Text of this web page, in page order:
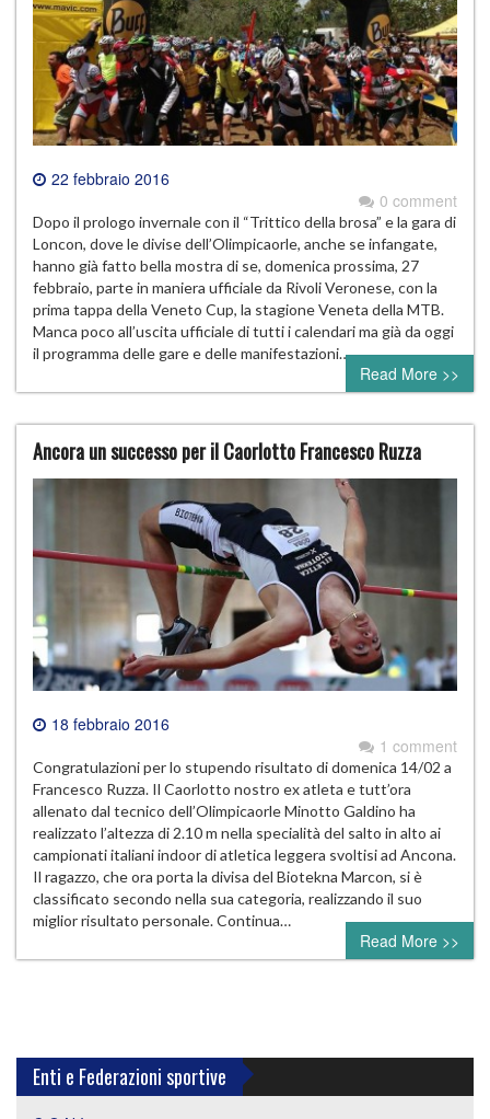
22 febbraio 2016
0 comment
Dopo il prologo invernale con il “Trittico della brosa” e la gara di
Loncon, dove le divise dell’Olimpicaorle, anche se infangate,
hanno già fatto bella mostra di se, domenica prossima, 27
febbraio, parte in maniera ufficiale da Rivoli Veronese, con la
prima tappa della Veneto Cup, la stagione Veneta della MTB.
Manca poco all’uscita ufficiale di tutti i calendari ma già da oggi
il programma delle gare e delle manifestazioni…
Read More >>
Ancora un successo per il Caorlotto Francesco Ruzza
18 febbraio 2016
1 comment
Congratulazioni per lo stupendo risultato di domenica 14/02 a
Francesco Ruzza. Il Caorlotto nostro ex atleta e tutt’ora
allenato dal tecnico dell’Olimpicaorle Minotto Galdino ha
realizzato l’altezza di 2.10 m nella specialità del salto in alto ai
campionati italiani indoor di atletica leggera svoltisi ad Ancona.
Il ragazzo, che ora porta la divisa del Biotekna Marcon, si è
classificato secondo nella sua categoria, realizzando il suo
miglior risultato personale. Continua…
Read More >>
Enti e Federazioni sportive